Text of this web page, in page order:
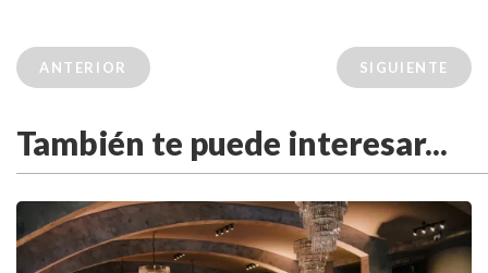
ANTERIOR SIGUIENTE
También te puede interesar...